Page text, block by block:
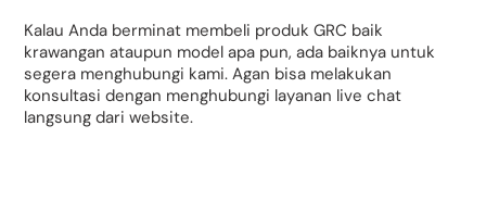
Kalau Anda berminat membeli produk GRC baik
krawangan ataupun model apa pun, ada baiknya untuk
segera menghubungi kami. Agan bisa melakukan
konsultasi dengan menghubungi layanan live chat
langsung dari website.